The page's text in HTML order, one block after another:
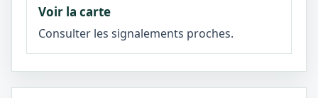
Voir la carte
Consulter les signalements proches.